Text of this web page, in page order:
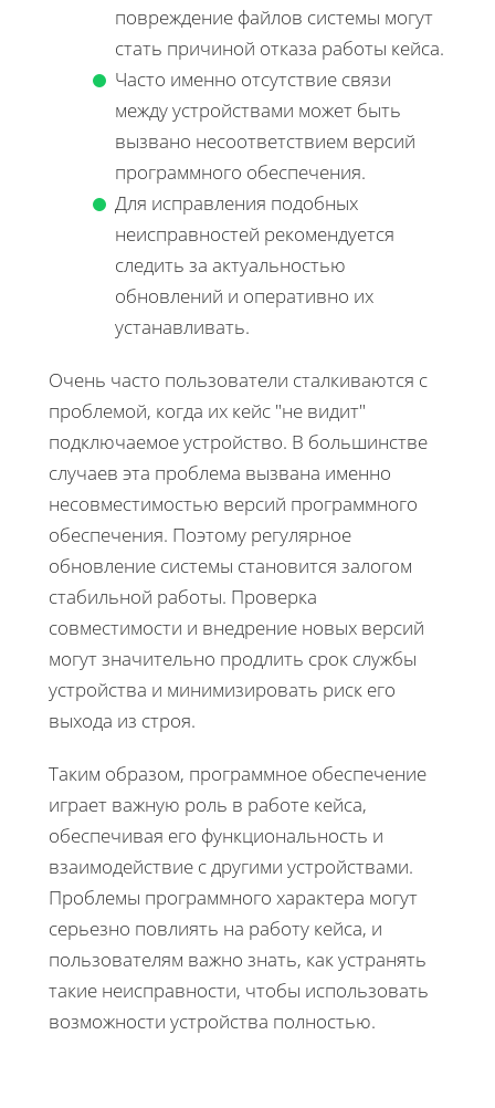
повреждение файлов системы могут
стать причиной отказа работы кейса.
Часто именно отсутствие связи
между устройствами может быть
вызвано несоответствием версий
программного обеспечения.
Для исправления подобных
неисправностей рекомендуется
следить за актуальностью
обновлений и оперативно их
устанавливать.
Очень часто пользователи сталкиваются с
проблемой, когда их кейс "не видит"
подключаемое устройство. В большинстве
случаев эта проблема вызвана именно
несовместимостью версий программного
обеспечения. Поэтому регулярное
обновление системы становится залогом
стабильной работы. Проверка
совместимости и внедрение новых версий
могут значительно продлить срок службы
устройства и минимизировать риск его
выхода из строя.
Таким образом, программное обеспечение
играет важную роль в работе кейса,
обеспечивая его функциональность и
взаимодействие с другими устройствами.
Проблемы программного характера могут
серьезно повлиять на работу кейса, и
пользователям важно знать, как устранять
такие неисправности, чтобы использовать
возможности устройства полностью.